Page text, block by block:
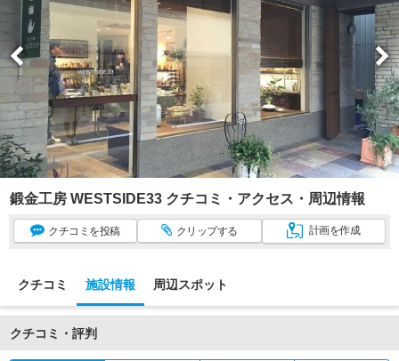
鍛金工房 WESTSIDE33 クチコミ・アクセス・周辺情報
クチコミ を投稿 クリップする 計画を作成
クチコミ 施設情報 周辺スポット
クチコミ・評判